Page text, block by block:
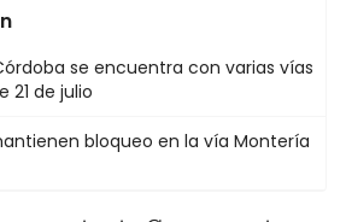
se encuentra con varias vías
21 de julio
bloqueo en la vía Montería